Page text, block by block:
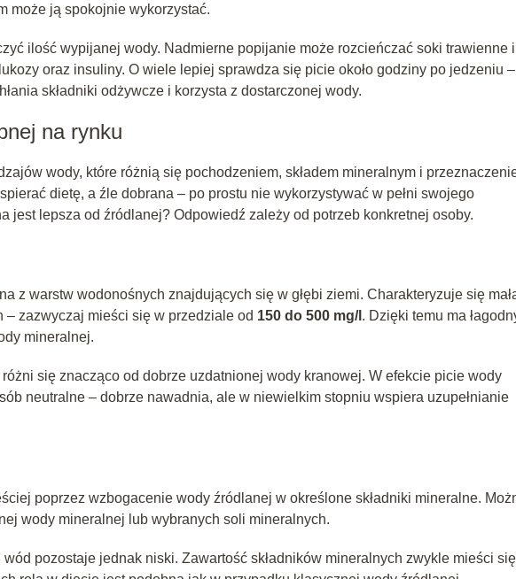
może ją spokojnie wykorzystać.
ilość wypijanej wody. Nadmierne popijanie może rozcieńczać soki trawienne i
oraz insuliny. O wiele lepiej sprawdza się picie około godziny po jedzeniu –
składniki odżywcze i korzysta z dostarczonej wody.
na rynku
wody, które różnią się pochodzeniem, składem mineralnym i
dietę, a źle dobrana – po prostu nie wykorzystywać w pełni swojego
jest lepsza od źródlanej? Odpowiedź zależy od potrzeb konkretnej osoby.
z warstw wodonośnych znajdujących się w głębi ziemi. Charakteryzuje się
– zazwyczaj mieści się w przedziale od 150 do 500 mg/l . Dzięki temu ma
mineralnej.
się znacząco od dobrze uzdatnionej wody kranowej. W efekcie picie wody
neutralne – dobrze nawadnia, ale w niewielkim stopniu wspiera uzupełnianie
poprzez wzbogacenie wody źródlanej w określone składniki mineralne.
wody mineralnej lub wybranych soli mineralnych.
pozostaje jednak niski. Zawartość składników mineralnych zwykle mieści